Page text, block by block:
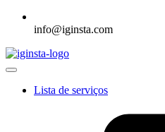
info@iginsta.com
Lista de serviços